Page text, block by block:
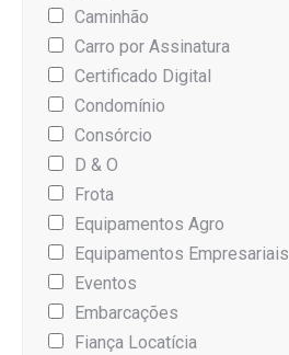
Caminhão
Carro por Assinatura
Certificado Digital
Condomínio
Consórcio
D & O
Frota
Equipamentos Agro
Equipamentos Empresariais
Eventos
Embarcações
Fiança Locatícia